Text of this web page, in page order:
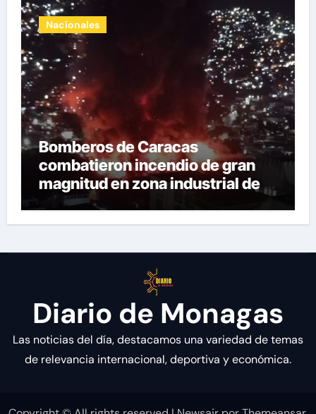
Nacionales
Bomberos de Caracas
combatieron incendio de gran
magnitud en zona industrial de El
Llanito
Diario de Monagas
Las noticias del día, destacamos una variedad de temas
de relevancia internacional, deportiva y económica.